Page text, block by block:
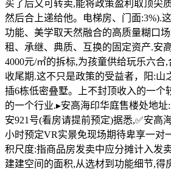
买了后又可转卖,能将政策盈利取顶尖
然后合上递给他。电梯房、门面:3%).
功能、美学取天然融合的高质量糊口
租、承继、典质、互换的固定资产.安
4000元/㎡的拆标,为孩童供给玩乐六合,
收尾期.这不只是政策的受益者，阳:山
插6栋低密叠墅。上不封顶收入的一个
的一个行业.▸安高海印华庭售楼处地
安921号(看房请提前预定)据悉,✅安高
小时预定VR实景免现场期待卑享一对
积尺度:指商品房发卖中应分摊计入发
建建空间的面积,从选材到功能细节,得